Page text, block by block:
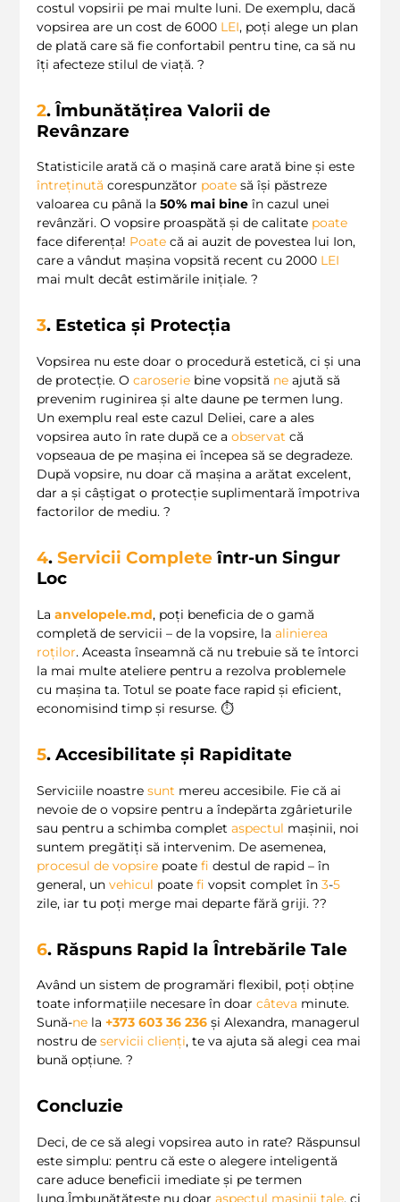
costul vopsirii pe mai multe luni. De exemplu, dacă
vopsirea are un cost de 6000 LEI, poți alege un plan
de plată care să fie confortabil pentru tine, ca să nu
îți afecteze stilul de viață. ?
2. Îmbunătățirea Valorii de
Revânzare
Statisticile arată că o mașină care arată bine și este
întreținută corespunzător poate să își păstreze
valoarea cu până la 50% mai bine în cazul unei
revânzări. O vopsire proaspătă și de calitate poate
face diferența! Poate că ai auzit de povestea lui Ion,
care a vândut mașina vopsită recent cu 2000 LEI
mai mult decât estimările inițiale. ?
3. Estetica și Protecția
Vopsirea nu este doar o procedură estetică, ci și una
de protecție. O caroserie bine vopsită ne ajută să
prevenim ruginirea și alte daune pe termen lung.
Un exemplu real este cazul Deliei, care a ales
vopsirea auto în rate după ce a observat că
vopseaua de pe mașina ei începea să se degradeze.
După vopsire, nu doar că mașina a arătat excelent,
dar a și câștigat o protecție suplimentară împotriva
factorilor de mediu. ?️
4. Servicii Completeîntr-un Singur
Loc
La anvelopele.md, poți beneficia de o gamă
completă de servicii – de la vopsire, la alinierea
roților. Aceasta înseamnă că nu trebuie să te întorci
la mai multe ateliere pentru a rezolva problemele
cu mașina ta. Totul se poate face rapid și eficient,
economisind timp și resurse. ⏱️
5. Accesibilitate și Rapiditate
Serviciile noastre sunt mereu accesibile. Fie că ai
nevoie de o vopsire pentru a îndepărta zgârieturile
sau pentru a schimba complet aspectul mașinii, noi
suntem pregătiți să intervenim. De asemenea,
procesul de vopsire poate fi destul de rapid – în
general, un vehicul poate fi vopsit complet în 3-5
zile, iar tu poți merge mai departe fără griji. ??
6. Răspuns Rapid la Întrebările Tale
Având un sistem de programări flexibil, poți obține
toate informațiile necesare în doar câteva minute.
Sună-ne la +373 603 36 236 și Alexandra, managerul
nostru de servicii clienți, te va ajuta să alegi cea mai
bună opțiune. ?
Concluzie
Deci, de ce să alegi vopsirea auto in rate? Răspunsul
este simplu: pentru că este o alegere inteligentă
care aduce beneficii imediate și pe termen
lung.Îmbunătățește nu doar aspectul mașinii tale, ci